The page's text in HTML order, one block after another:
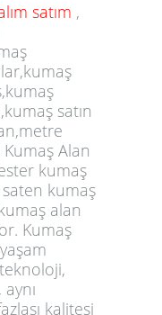
satım ,
satın
Alan
kumaş
kumaş
alan
Kumaş
kalitesi